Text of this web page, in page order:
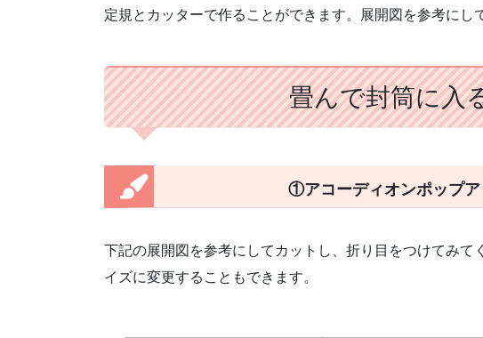
定規とカッターで作ることができます。展開図を参考にし
畳んで封筒に入
①アコーディオンポップア
下記の展開図を参考にしてカットし、折り目をつけてみて
イズに変更することもできます。